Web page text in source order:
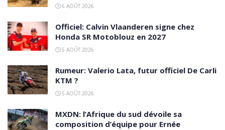
6 AOÛT 2026
Officiel: Calvin Vlaanderen signe chez
Honda SR Motoblouz en 2027
5 AOÛT 2026
Rumeur: Valerio Lata, futur officiel De Carli
KTM ?
5 AOÛT 2026
MXDN: l’Afrique du sud dévoile sa
composition d’équipe pour Ernée